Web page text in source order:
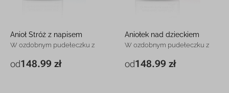
Anioł Stróż z napisem
W ozdobnym pudełeczku z
od148.99 zł
6,5 x 11 cm Niebieski
Aniołek nad dzieckiem
W ozdobnym pudełeczku z
od148.99 zł
6,5 x 11 cm Różowy